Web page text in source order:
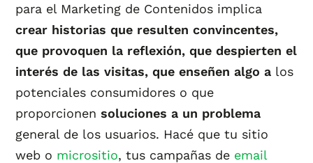
para el Marketing de Contenidos implica
crear historias que resulten convincentes,
que provoquen la reflexión, que despierten el
interés de las visitas, que enseñen algo a los
potenciales consumidores o que
proporcionen soluciones a un problema
general de los usuarios. Hacé que tu sitio
web o micrositio, tus campañas de email